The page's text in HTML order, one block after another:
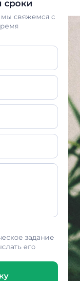
сроки
мы свяжемся с
задание
его